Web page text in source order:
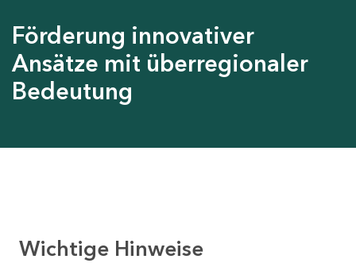
Förderung innovativer
Ansätze mit überregionaler
Bedeutung
Wichtige Hinweise